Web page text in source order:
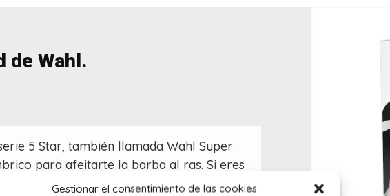
Gestionar el consentimiento de las cookies
de Wahl.
5 Star, también llamada Wahl Super
para afeitarte la barba al ras. Si eres
muchos días es una afeitadora para ti.